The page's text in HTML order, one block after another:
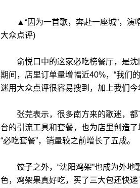
▲“因为一首歌，奔赴一座城”，演唱
大众点评)
俞悦口中的这家必吃榜餐厅，是沈
期间，店里订单量增幅近40%，“我们
迷用大众点评很容易搜到，加上我们
张芫表示，很多南方来的歌迷，都
台的引流工具和套餐，也为店里创造
“必吃套餐”，销量较之前增长了五成。
饺子之外，“沈阳鸡架”也成为外地
色，鸡架果真好吃，买了三大包还快